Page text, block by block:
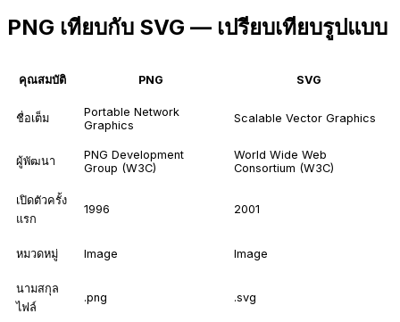
PNG เทียบกับ SVG — เปรียบเทียบรูปแบบ
คุณสมบัติ PNG SVG
ชื่อเต็ม
Portable Network
Graphics
Scalable Vector Graphics
ผู้พัฒนา
PNG Development
Group (W3C)
World Wide Web
Consortium (W3C)
เปิดตัวครั้ง
แรก
1996 2001
หมวดหมู่ Image Image
นามสกุล
ไฟล์
.png .svg